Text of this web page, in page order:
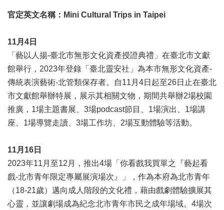
廉
政
臺
專
區
常
見
問
答
北
市
政
府
政
官定英文名稱：Mini Cultural Trips in Taipei
11月4日
「藝以人揚-臺北市無形文化資產授證典禮」在臺北市文獻
館舉行，2023年登錄「臺北靈安社」為本市無形文化資產-
傳統表演藝術-北管類保存者。自11月4日起至26日止在臺北
市文獻館舉辦特展，展示其相關文物，期間共舉辦2場校園
推廣，1場主題書展、3場podcast節目、1場演出、1場講
座、1場導覽走讀、3場工作坊、2場互動體驗等活動。
11月16日
2023年11月至12月，推出4場「你看戲我買單之『藝起看
戲-北市青年限定專屬展演場次』」，作為本府為北市青年
（18-21歲）邁向成人階段的文化禮，藉由戲劇體驗擴展其
心靈，並讓劇場成為紀念北市青年市民之成年場域。4場次